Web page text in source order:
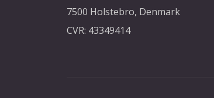
7500 Holstebro, Denmark
CVR: 43349414